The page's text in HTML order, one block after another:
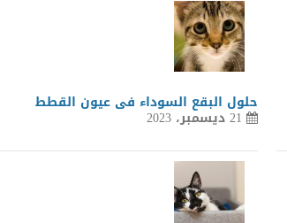
حلول البقع السوداء فى عيون القطط
21 ديسمبر، 2023